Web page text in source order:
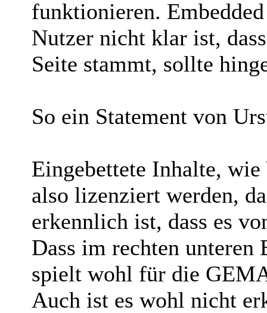
funktionieren.
Nutzer nicht klar ist,
Seite stammt, sollte
So ein Statement von
Eingebettete Inhalte,
also lizenziert werden,
erkennlich ist, dass es
Dass im rechten unteren
spielt wohl für die
Auch ist es wohl nicht